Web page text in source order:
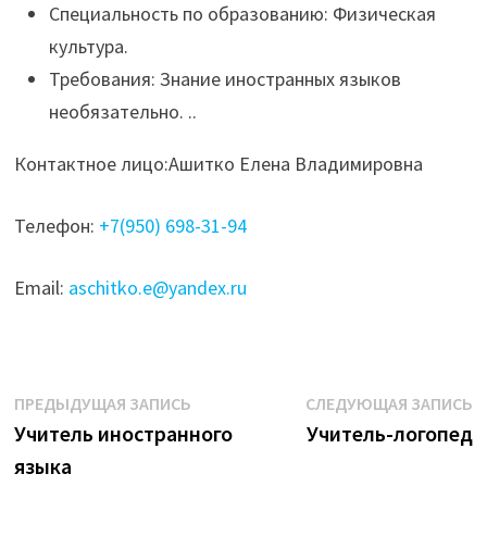
Специальность по образованию: Физическая
культура.
Требования: Знание иностранных языков
необязательно. ..
Контактное лицо:Ашитко Елена Владимировна
Телефон: +7(950) 698-31-94
Email: aschitko.e@yandex.ru
Навигация
по
ПРЕДЫДУЩАЯ ЗАПИСЬ
запись:
Учитель иностранного
языка
СЛЕДУЮЩАЯ ЗАПИСЬ
Учитель-логопед